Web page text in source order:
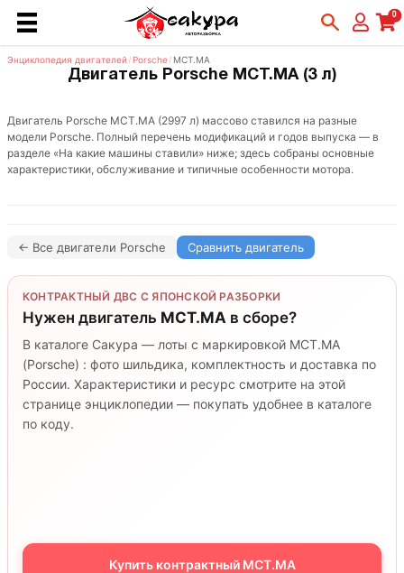
0
Энциклопедия двигателей/ Porsche/ MCT.MA
Двигатель Porsche MCT.MA (3 л)
Двигатель Porsche MCT.MA (2997 л) массово ставился на разные
модели Porsche. Полный перечень модификаций и годов выпуска — в
разделе «На какие машины ставили» ниже; здесь собраны основные
характеристики, обслуживание и типичные особенности мотора.
← Все двигатели Porsche Сравнить двигатель
КОНТРАКТНЫЙ ДВС С ЯПОНСКОЙ РАЗБОРКИ
Нужен двигатель MCT.MA в сборе?
В каталоге Сакура — лоты с маркировкой MCT.MA
(Porsche) : фото шильдика, комплектность и доставка по
России. Характеристики и ресурс смотрите на этой
странице энциклопедии — покупать удобнее в каталоге
по коду.
Купить контрактный MCT.MA